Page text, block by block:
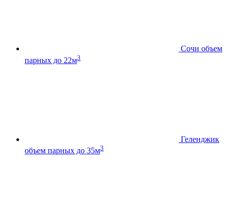
Сочи объем
парных до 22м3
Геленджик
объем парных до 35м3